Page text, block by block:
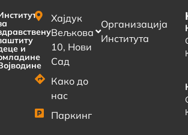
и
Хајдук
Вељкова
10, Нови
Сад
Како до
нас
Паркинг
Организација
Института